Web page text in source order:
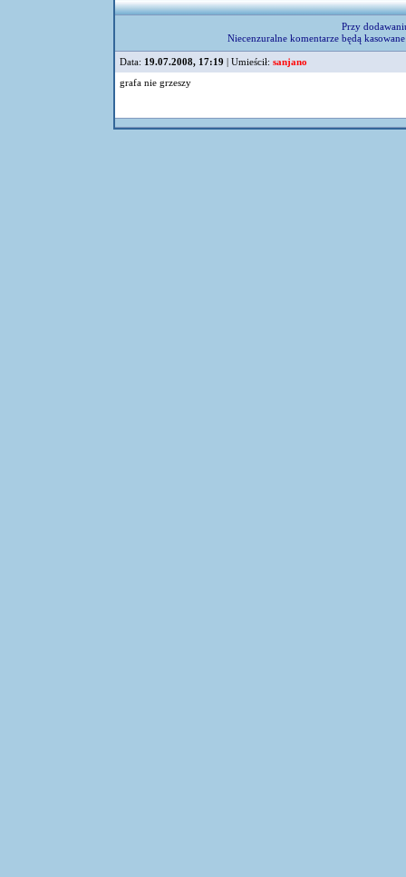
Przy
Niecenzuralne komentarze będą
Data: 19.07.2008, 17:19 | Umieścił: sanjano
grafa nie grzeszy